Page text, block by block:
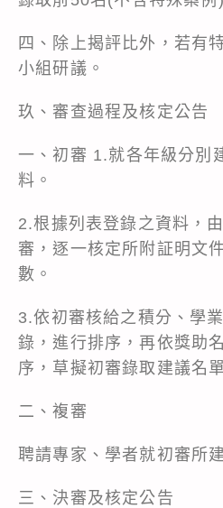
四、除上揭評比外，若有
小組研議。
玖、審查過程及核定公告
一、初審 1.就各年級分別
料。
2.根據列表登錄之資料，
審，逐一核定所附証明文
數。
3.依初審核給之積分、學
錄，進行排序，再依獎助
序，草擬初審錄取建議名單
二、複審
聘請專家、學者就初審所
三、決審及核定公告